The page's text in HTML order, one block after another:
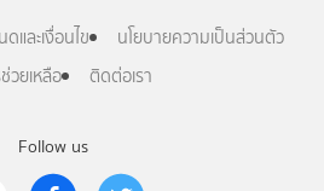
Follow us
และเงื่อนไข
นโยบายความเป็นส่วนตัว
วยเหลือ
ติดต่อเรา